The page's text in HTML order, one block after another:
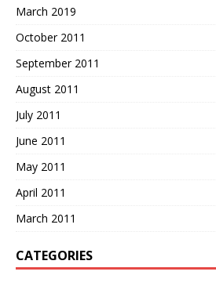
March 2019
October 2011
September 2011
August 2011
July 2011
June 2011
May 2011
April 2011
March 2011
CATEGORIES